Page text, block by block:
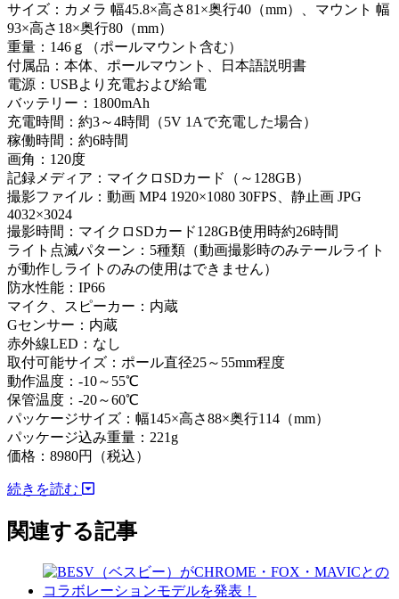
サイズ：カメラ 幅45.8×高さ81×奥行40（mm）、マウント 幅
93×高さ18×奥行80（mm）
重量：146ｇ（ポールマウント含む）
付属品：本体、ポールマウント、日本語説明書
電源：USBより充電および給電
バッテリー：1800mAh
充電時間：約3～4時間（5V 1Aで充電した場合）
稼働時間：約6時間
画角：120度
記録メディア：マイクロSDカード（～128GB）
撮影ファイル：動画 MP4 1920×1080 30FPS、静止画 JPG
4032×3024
撮影時間：マイクロSDカード128GB使用時約26時間
ライト点滅パターン：5種類（動画撮影時のみテールライト
が動作しライトのみの使用はできません）
防水性能：IP66
マイク、スピーカー：内蔵
Gセンサー：内蔵
赤外線LED：なし
取付可能サイズ：ポール直径25～55mm程度
動作温度：-10～55℃
保管温度：-20～60℃
パッケージサイズ：幅145×高さ88×奥行114（mm）
パッケージ込み重量：221g
価格：8980円（税込）
続きを読む
関連する記事